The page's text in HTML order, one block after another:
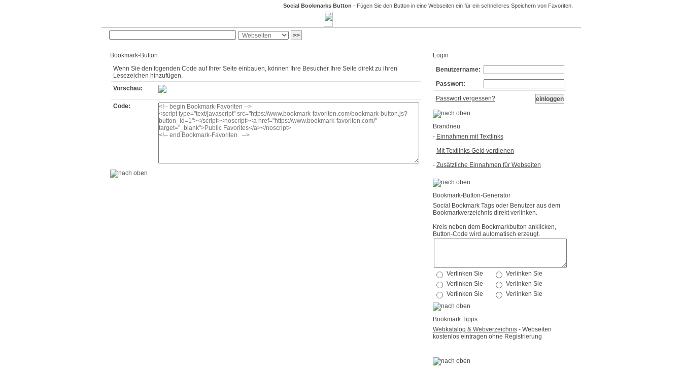
Social Bookmarks Button - Fügen Sie den Button in eine Webseiten ein für ein schnelleres Speichern von Favoriten.
Bookmark-Button
Wenn Sie den fogenden Code auf Ihrer Seite einbauen, können Ihre Besucher Ihre Seite direkt zu ihren
Lesezeichen hinzufügen.
Vorschau:
Code:
Login
Benutzername:
Passwort:
Passwort vergessen?
Brandneu
- Einnahmen mit Textlinks
- Mit Textlinks Geld verdienen
- Zusätzliche Einnahmen für Webseiten
Bookmark-Button-Generator
Social Bookmark Tags oder Benutzer aus dem
Bookmarkverzeichnis direkt verlinken.
Kreis neben dem Bookmarkbutton anklicken,
Button-Code wird automatisch erzeugt.
Bookmark Tipps
Webkatalog & Webverzeichnis- Webseiten
kostenlos eintragen ohne Registrierung